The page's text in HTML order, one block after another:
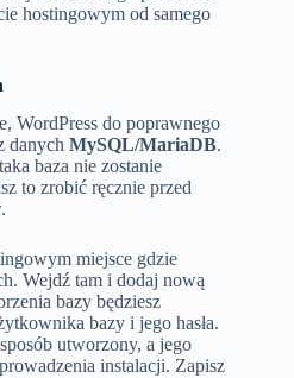
hostingowym od samego
WordPress do poprawnego
danych MySQL/MariaDB.
baza nie zostanie
to zrobić ręcznie przed
miejsce gdzie
Wejdź tam i dodaj nową
bazy będziesz
bazy i jego hasła.
utworzony, a jego
instalacji. Zapisz